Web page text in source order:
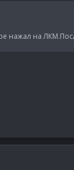
нажал на